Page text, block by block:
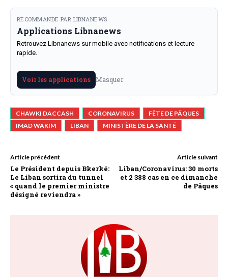
RECOMMANDE PAR LIBNANEWS
Applications Libnanews
Retrouvez Libnanews sur mobile avec notifications et lecture
rapide.
Voir les applications Masquer
CHAWKI DACCASH CORONAVIRUS
FÊTE DE PÂQUES
IMAD WAKIM
LIBAN MINISTÈRE DE LA SANTÉ
Article précédent
Le Président depuis Bkerké:
Le Liban sortira du tunnel
« quand le premier ministre
désigné reviendra »
Article suivant
Liban/Coronavirus: 30 morts
et 2 388 cas en ce dimanche
de Pâques